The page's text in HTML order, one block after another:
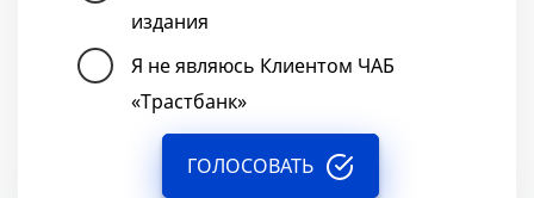
издания
Я не являюсь Клиентом ЧАБ
«Трастбанк»
ГОЛОСОВАТЬ